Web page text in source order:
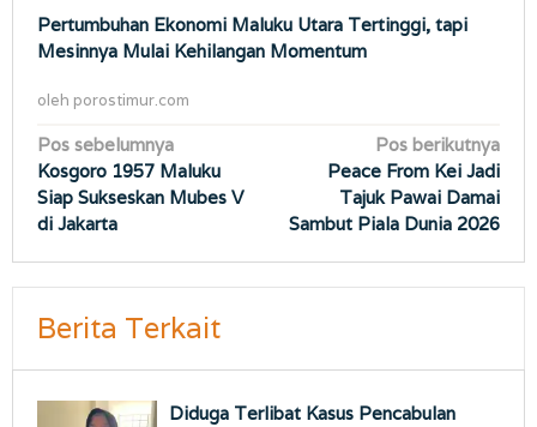
Pertumbuhan Ekonomi Maluku Utara Tertinggi, tapi
Mesinnya Mulai Kehilangan Momentum
oleh porostimur.com
Navigasi
pos
Pos sebelumnya
Kosgoro 1957 Maluku
Siap Sukseskan Mubes V
di Jakarta
Pos berikutnya
Peace From Kei Jadi
Tajuk Pawai Damai
Sambut Piala Dunia 2026
Berita Terkait
Diduga Terlibat Kasus Pencabulan